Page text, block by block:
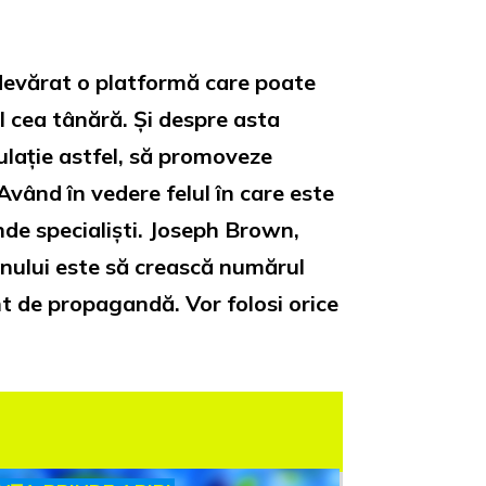
o platformă care poate
tânără. Și despre asta
astfel, să promoveze
în vedere felul în care este
specialiști. Joseph Brown,
este să crească numărul
de propagandă. Vor folosi orice